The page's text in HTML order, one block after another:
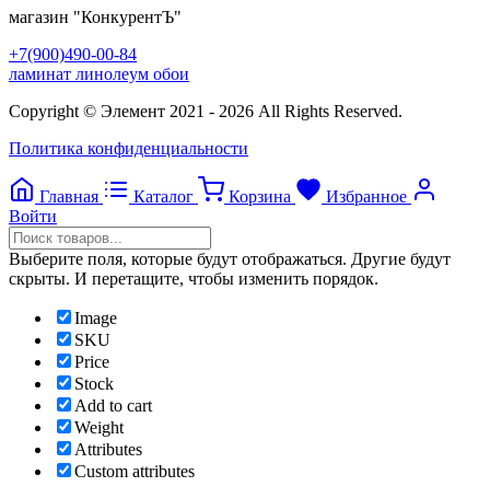
магазин "КонкурентЪ"
+7(900)490-00-84
ламинат линолеум обои
Copyright © Элемент 2021 - 2026 All Rights Reserved.
Политика конфиденциальности
Главная Каталог Корзина
Избранное
Войти
Выберите поля, которые будут отображаться. Другие будут
скрыты. И перетащите, чтобы изменить порядок.
Image
SKU
Price
Stock
Add to cart
Weight
Attributes
Custom attributes